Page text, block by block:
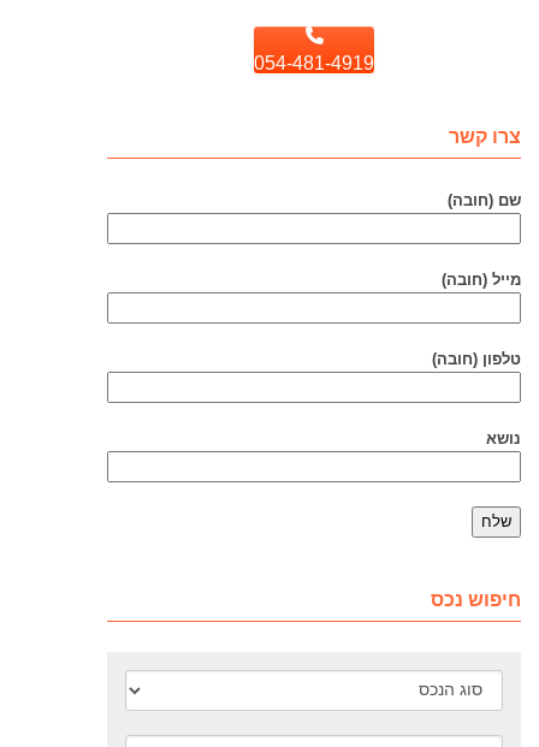
054-481-4919
צרו קשר
שם (חובה)
מייל (חובה)
טלפון (חובה)
נושא
חיפוש נכס